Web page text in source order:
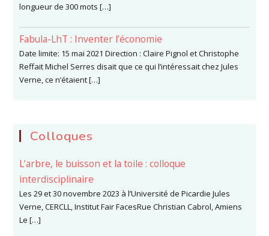
longueur de 300 mots […]
Fabula-LhT : Inventer l’économie
Date limite: 15 mai 2021 Direction : Claire Pignol et Christophe
Reffait Michel Serres disait que ce qui l’intéressait chez Jules
Verne, ce n’étaient […]
Colloques
L’arbre, le buisson et la toile : colloque
interdisciplinaire
Les 29 et 30 novembre 2023 à l’Université de Picardie Jules
Verne, CERCLL, Institut Fair FacesRue Christian Cabrol, Amiens
Le […]